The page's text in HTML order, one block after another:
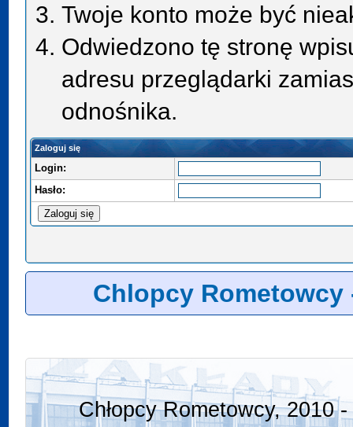
Twoje konto może być
Odwiedzono tę stronę
adresu przeglądarki
odnośnika.
Zaloguj się
Login:
Hasło:
Chlopcy Rometowcy
Chłopcy Rometowcy, 2010